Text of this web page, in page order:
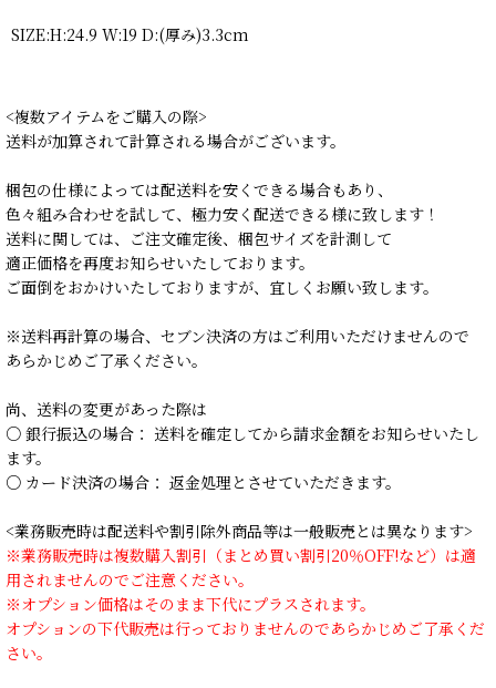
SIZE:H:24.9 W:19 D:(厚み)3.3cm
<複数アイテムをご購入の際>
送料が加算されて計算される場合がございます。
梱包の仕様によっては配送料を安くできる場合もあり、
色々組み合わせを試して、極力安く配送できる様に致します！
送料に関しては、ご注文確定後、梱包サイズを計測して
適正価格を再度お知らせいたしております。
ご面倒をおかけいたしておりますが、宜しくお願い致します。
※送料再計算の場合、セブン決済の方はご利用いただけませんので
あらかじめご了承ください。
尚、送料の変更があった際は
○ 銀行振込の場合： 送料を確定してから請求金額をお知らせいたし
ます。
○ カード決済の場合： 返金処理とさせていただきます。
<業務販売時は配送料や割引除外商品等は一般販売とは異なります>
※業務販売時は複数購入割引（まとめ買い割引20％OFF!など）は適
用されませんのでご注意ください。
※オプション価格はそのまま下代にプラスされます。
オプションの下代販売は行っておりませんのであらかじめご了承くだ
さい。